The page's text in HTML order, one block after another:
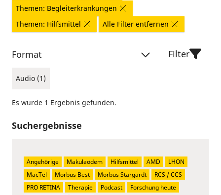
Themen: Begleiterkrankungen
Themen: Hilfsmittel
Alle Filter entfernen
Format
Audio (1)
Filter
Es wurde 1 Ergebnis gefunden.
Suchergebnisse
Angehörige Makulaödem Hilfsmittel AMD
LHON
MacTel
Morbus Best Morbus Stargardt
RCS / CCS
PRO RETINA
Therapie Podcast
Forschung heute